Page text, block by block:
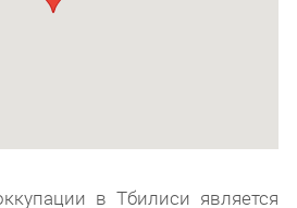
в Тбилиси является